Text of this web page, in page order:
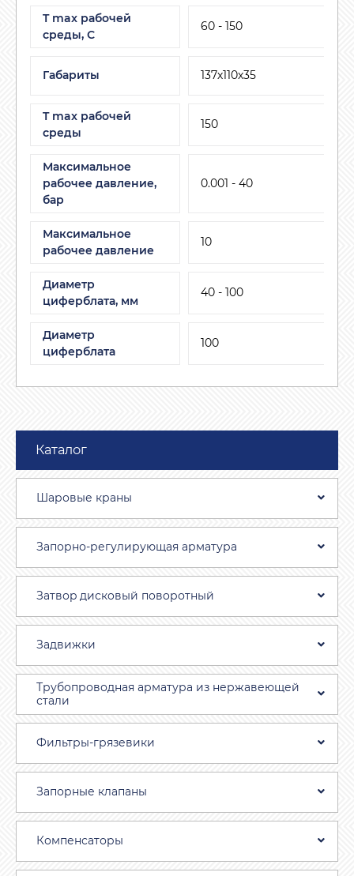
T max рабочей
среды, С
60 - 150
Габариты 137х110х35
T max рабочей
среды
150
Максимальное
рабочее давление,
бар
0.001 - 40
Максимальное
рабочее давление
10
Диаметр
циферблата, мм
40 - 100
Диаметр
циферблата
100
Каталог
Шаровые краны
Запорно-регулирующая арматура
Затвоp дискoвый пoвoротный
Задвижки
Трубопроводная aрматура из нержавеющей
стали
Фильтры-грязевики
Запорные клапаны
Компенсаторы